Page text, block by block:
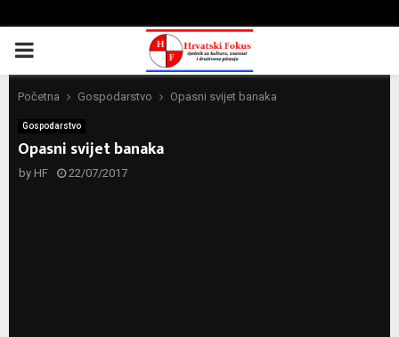
PRIMARY
MENU
Početna Gospodarstvo Opasni svijet banaka
Gospodarstvo
Opasni svijet banaka
by HF 22/07/2017